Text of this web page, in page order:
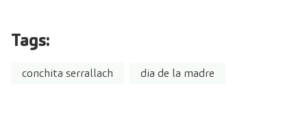
Tags:
conchita serrallach dia de la madre